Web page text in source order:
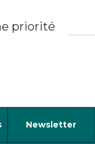
priorité
Newsletter